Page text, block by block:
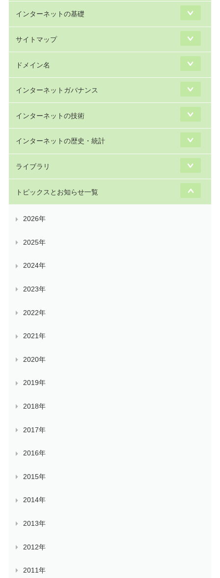
インターネットの基礎
サイトマップ
ドメイン名
インターネットガバナンス
インターネットの技術
インターネットの歴史・統計
ライブラリ
トピックスとお知らせ一覧
2026年
2025年
2024年
2023年
2022年
2021年
2020年
2019年
2018年
2017年
2016年
2015年
2014年
2013年
2012年
2011年